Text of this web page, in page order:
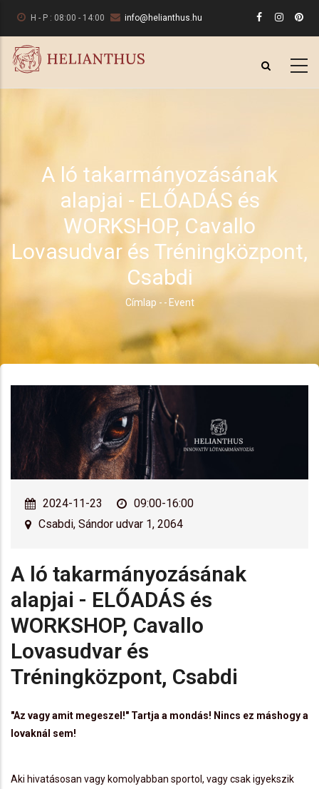
tartalomra
H - P : 08:00 - 14:00 info@helianthus.hu
A ló takarmányozásának
alapjai - ELŐADÁS és
WORKSHOP, Cavallo
Lovasudvar és Tréningközpont,
Csabdi
Morzsa
Címlap - - Event
2024-11-23
09:00-16:00
Csabdi, Sándor udvar 1, 2064
A ló takarmányozásának
alapjai - ELŐADÁS és
WORKSHOP, Cavallo
Lovasudvar és
Tréningközpont, Csabdi
"Az vagy amit megeszel!" Tartja a mondás! Nincs ez máshogy a
lovaknál sem!
Aki hivatásosan vagy komolyabban sportol, vagy csak igyekszik